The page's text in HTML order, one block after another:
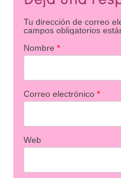
Tu dirección de correo
campos obligatorios
Nombre *
Correo electrónico *
Web